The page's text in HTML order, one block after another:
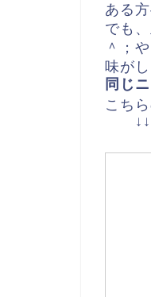
ある
でも
＾；
味が
同じ
こち